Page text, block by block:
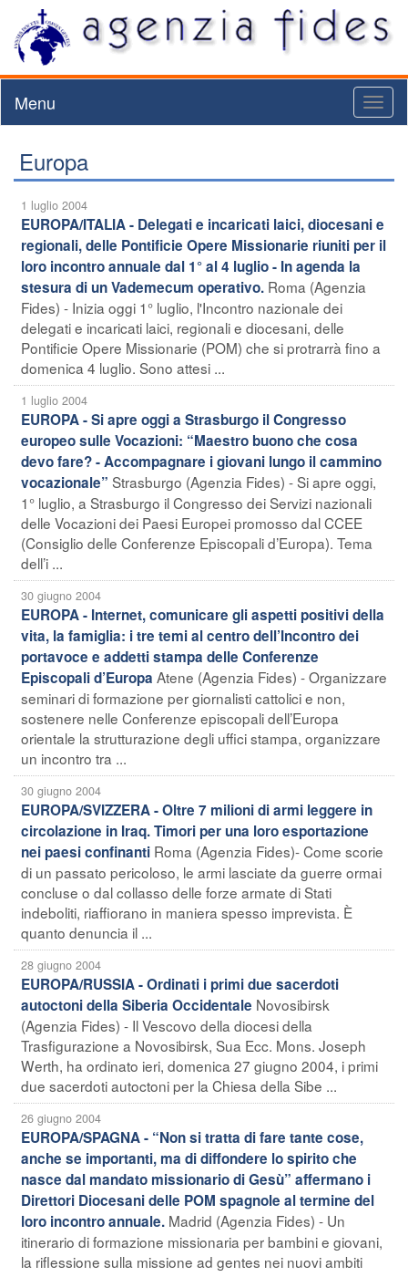
Menu
Europa
1 luglio 2004
EUROPA/ITALIA - Delegati e incaricati laici, diocesani e
regionali, delle Pontificie Opere Missionarie riuniti per il
loro incontro annuale dal 1° al 4 luglio - In agenda la
stesura di un Vademecum operativo. Roma (Agenzia
Fides) - Inizia oggi 1° luglio, l'Incontro nazionale dei
delegati e incaricati laici, regionali e diocesani, delle
Pontificie Opere Missionarie (POM) che si protrarrà fino a
domenica 4 luglio. Sono attesi ...
1 luglio 2004
EUROPA - Si apre oggi a Strasburgo il Congresso
europeo sulle Vocazioni: “Maestro buono che cosa
devo fare? - Accompagnare i giovani lungo il cammino
vocazionale” Strasburgo (Agenzia Fides) - Si apre oggi,
1° luglio, a Strasburgo il Congresso dei Servizi nazionali
delle Vocazioni dei Paesi Europei promosso dal CCEE
(Consiglio delle Conferenze Episcopali d’Europa). Tema
dell’i ...
30 giugno 2004
EUROPA - Internet, comunicare gli aspetti positivi della
vita, la famiglia: i tre temi al centro dell’Incontro dei
portavoce e addetti stampa delle Conferenze
Episcopali d’Europa Atene (Agenzia Fides) - Organizzare
seminari di formazione per giornalisti cattolici e non,
sostenere nelle Conferenze episcopali dell’Europa
orientale la strutturazione degli uffici stampa, organizzare
un incontro tra ...
30 giugno 2004
EUROPA/SVIZZERA - Oltre 7 milioni di armi leggere in
circolazione in Iraq. Timori per una loro esportazione
nei paesi confinanti Roma (Agenzia Fides)- Come scorie
di un passato pericoloso, le armi lasciate da guerre ormai
concluse o dal collasso delle forze armate di Stati
indeboliti, riaffiorano in maniera spesso imprevista. È
quanto denuncia il ...
28 giugno 2004
EUROPA/RUSSIA - Ordinati i primi due sacerdoti
autoctoni della Siberia Occidentale Novosibirsk
(Agenzia Fides) - Il Vescovo della diocesi della
Trasfigurazione a Novosibirsk, Sua Ecc. Mons. Joseph
Werth, ha ordinato ieri, domenica 27 giugno 2004, i primi
due sacerdoti autoctoni per la Chiesa della Sibe ...
26 giugno 2004
EUROPA/SPAGNA - “Non si tratta di fare tante cose,
anche se importanti, ma di diffondere lo spirito che
nasce dal mandato missionario di Gesù” affermano i
Direttori Diocesani delle POM spagnole al termine del
loro incontro annuale. Madrid (Agenzia Fides) - Un
itinerario di formazione missionaria per bambini e giovani,
la riflessione sulla missione ad gentes nei nuovi ambiti